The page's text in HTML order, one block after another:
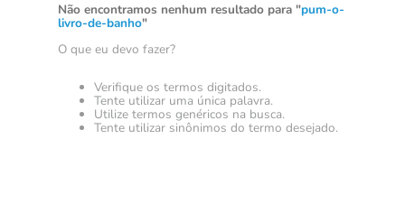
Não encontramos nenhum resultado para "pum-o-
livro-de-banho"
O que eu devo fazer?
Verifique os termos digitados.
Tente utilizar uma única palavra.
Utilize termos genéricos na busca.
Tente utilizar sinônimos do termo desejado.